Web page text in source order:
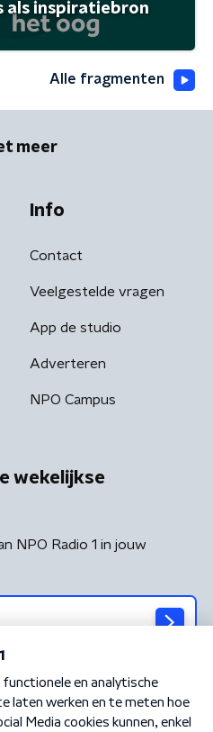
als inspiratiebron
Alle fragmenten
meer
Info
Contact
Veelgestelde vragen
App de studio
Adverteren
NPO Campus
wekelijkse
NPO Radio 1 in jouw